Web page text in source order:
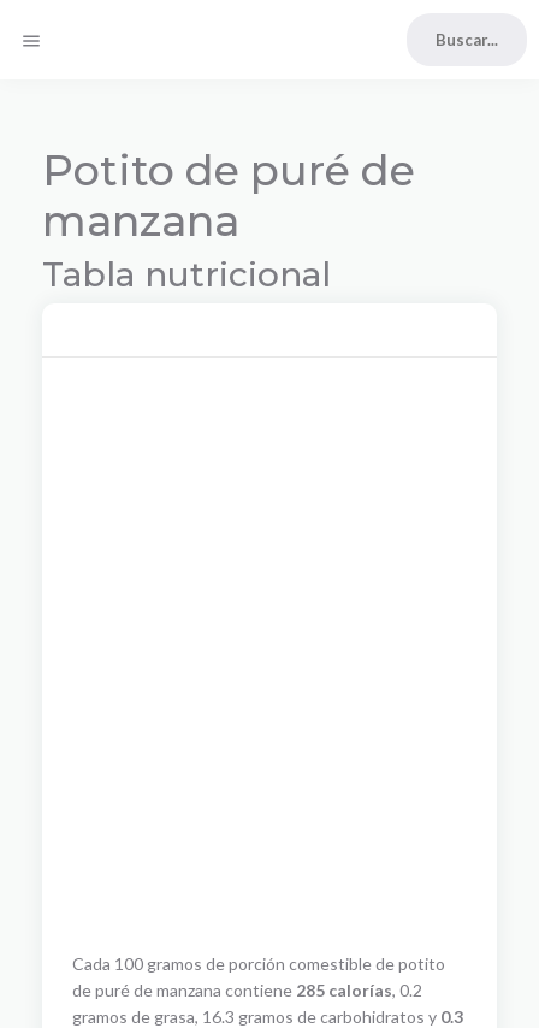
menu
Potito de puré de
manzana
Tabla nutricional
Cada 100 gramos de porción comestible de potito
de puré de manzana contiene 285 calorías, 0.2
gramos de grasa, 16.3 gramos de carbohidratos y 0.3